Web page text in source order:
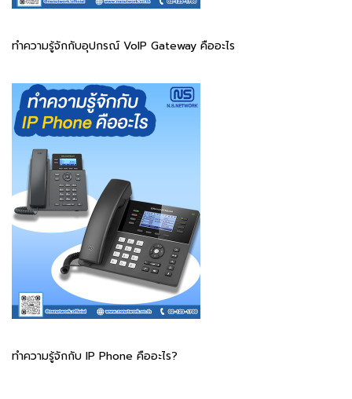
ทำความรู้จักกับอุปกรณ์ VoIP Gateway คืออะไร
ทำความรู้จักกับ IP Phone คืออะไร?